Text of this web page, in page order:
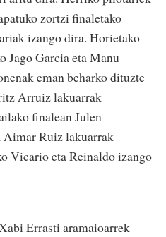
zortzi finaletako
izango dira. Horietako
Jago Garcia eta Manu
eman beharko dituzte
Arruiz lakuarrak
finalean Julen
Aimar Ruiz lakuarrak
Vicario eta Reinaldo izango
Errasti aramaioarrek